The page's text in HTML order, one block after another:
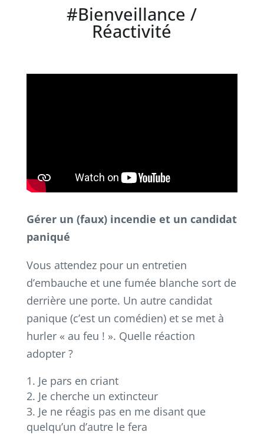
#Bienveillance /
Réactivité
Gérer un (faux) incendie et un candidat
paniqué
Vous attendez pour un entretien
d’embauche et une fumée blanche sort de
derrière une porte. Un autre candidat
panique (c’est un comédien) et se met à
hurler « au feu ! ». Quelle réaction
adopter ?
Je pars en criant
Je cherche un extincteur
Je ne réagis pas en me disant que
quelqu’un d’autre le fera